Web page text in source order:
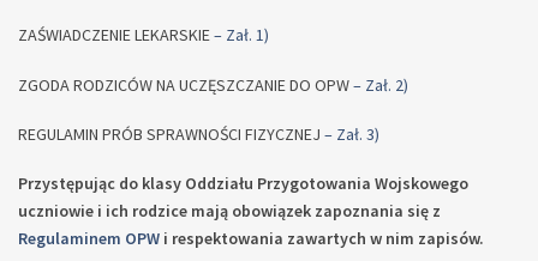
ZAŚWIADCZENIE LEKARSKIE– Zał. 1)
ZGODA RODZICÓW NA UCZĘSZCZANIE DO OPW– Zał. 2)
REGULAMIN PRÓB SPRAWNOŚCI FIZYCZNEJ – Zał. 3)
Przystępując do klasy Oddziału Przygotowania Wojskowego
uczniowie i ich rodzice mają obowiązek zapoznania się z
Regulaminem OPW i respektowania zawartych w nim zapisów.